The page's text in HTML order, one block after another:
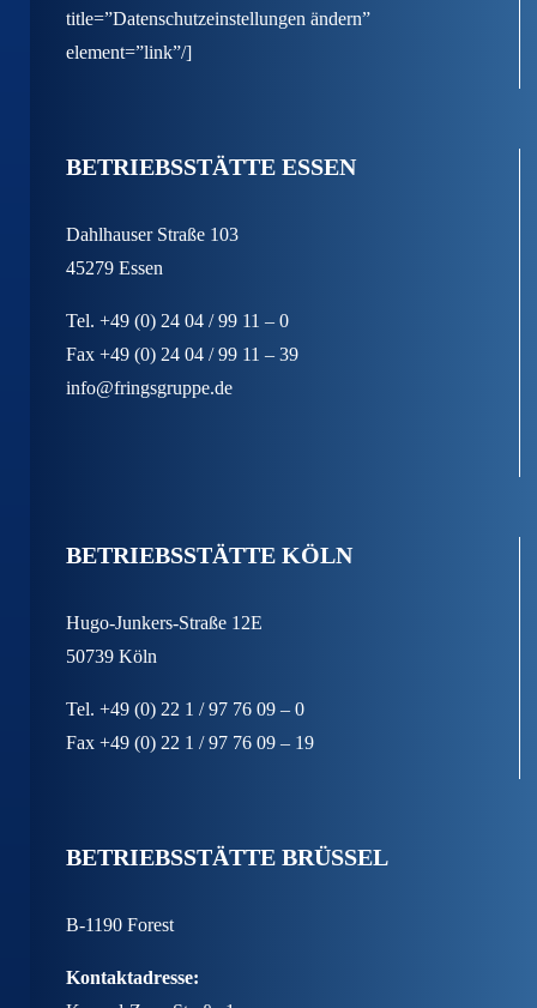
title=”Datenschutzeinstellungen ändern”
element=”link”/]
BETRIEBSSTÄTTE ESSEN
Dahlhauser Straße 103
45279 Essen
Tel. +49 (0) 24 04 / 99 11 – 0
Fax +49 (0) 24 04 / 99 11 – 39
info@fringsgruppe.de
BETRIEBSSTÄTTE KÖLN
Hugo-Junkers-Straße 12E
50739 Köln
Tel. +49 (0) 22 1 / 97 76 09 – 0
Fax +49 (0) 22 1 / 97 76 09 – 19
BETRIEBSSTÄTTE BRÜSSEL
B-1190 Forest
Kontaktadresse: